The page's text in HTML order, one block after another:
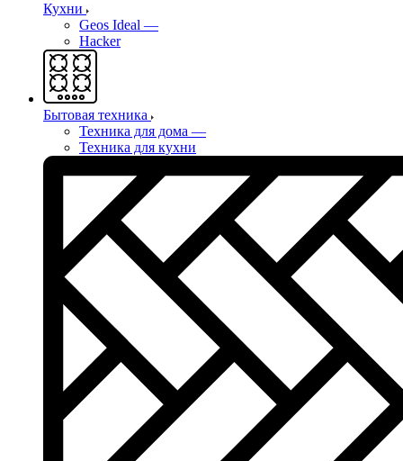
Кухни
Geos Ideal —
Hacker
Бытовая техника
Техника для дома —
Техника для кухни